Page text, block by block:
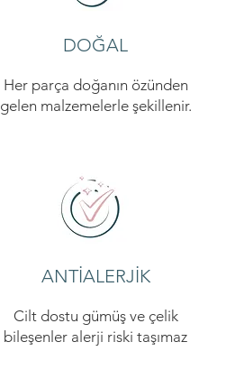
DOĞAL
Her parça doğanın özünden
gelen malzemelerle şekillenir.
ANTİALERJİK
Cilt dostu gümüş ve çelik
bileşenler alerji riski taşımaz